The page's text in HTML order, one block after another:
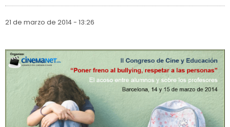
21 de marzo de 2014 - 13:26